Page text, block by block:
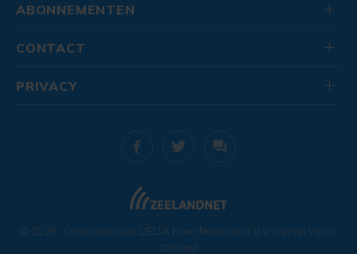
ABONNEMENTEN
CONTACT
© 2026 . Onderdeel van DELTA Fiber Nederland B.V. Geniet van je
zondag!
PRIVACY